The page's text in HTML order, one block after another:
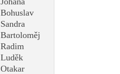
Bohuslav
Sandra
Bartoloměj
Radim
Luděk
Otakar